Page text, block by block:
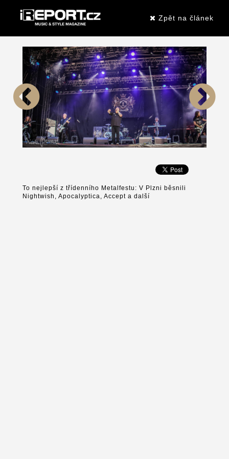
Zpět na článek
To nejlepší z třídenního Metalfestu: V Plzni běsnili
Nightwish, Apocalyptica, Accept a další